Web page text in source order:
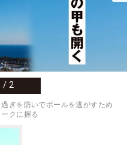
/ 2
ぎを防いでボールを逃がすため
クに握る